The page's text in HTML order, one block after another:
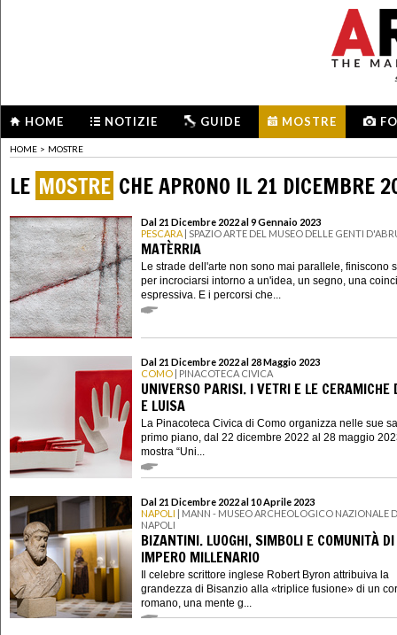
HOME NOTIZIE GUIDE MOSTRE
HOME > MOSTRE
LE MOSTRE CHE APRONO IL 21 DICEMBRE
Dal 21 Dicembre 2022 al 9 Gennaio 2023
PESCARA | SPAZIO ARTE DEL MUSEO DELLE GENTI
MATÈRRIA
Le strade dell'arte non sono mai parallele, finiscono
per incrociarsi intorno a un'idea, un segno, una
espressiva. E i percorsi che...
Dal 21 Dicembre 2022 al 28 Maggio 2023
COMO | PINACOTECA CIVICA
UNIVERSO PARISI. I VETRI E LE CERAMICHE
E LUISA
La Pinacoteca Civica di Como organizza nelle sue
primo piano, dal 22 dicembre 2022 al 28 maggio
mostra “Uni...
Dal 21 Dicembre 2022 al 10 Aprile 2023
NAPOLI | MANN - MUSEO ARCHEOLOGICO NAZIONALE
NAPOLI
BIZANTINI. LUOGHI, SIMBOLI E COMUNITÀ
IMPERO MILLENARIO
Il celebre scrittore inglese Robert Byron attribuiva la
grandezza di Bisanzio alla «triplice fusione» di un
romano, una mente g...